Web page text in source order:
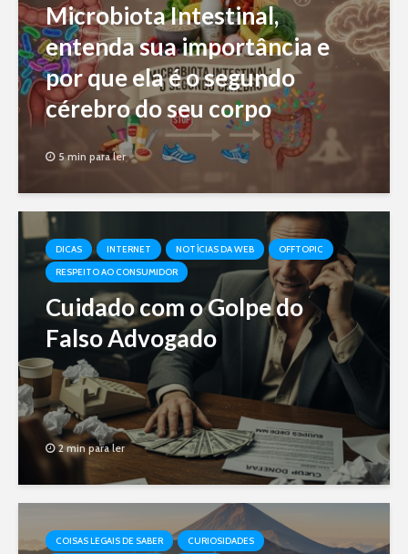
Microbiota Intestinal,
entenda sua importância e
por que ela é o segundo
cérebro do seu corpo
5 min para ler
DICAS INTERNET NOTÍCIAS DA WEB
OFFTOPIC
RESPEITO AO CONSUMIDOR
Cuidado com o Golpe do
Falso Advogado
2 min para ler
COISAS LEGAIS DE SABER
CURIOSIDADES